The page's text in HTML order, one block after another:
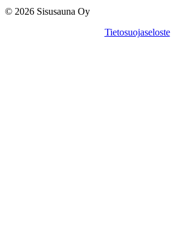
© 2026 Sisusauna Oy
Tietosuojaseloste